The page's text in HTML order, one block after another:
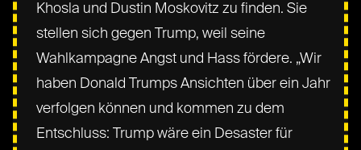
Khosla und Dustin Moskovitz zu finden. Sie
stellen sich gegen Trump, weil seine
Wahlkampagne Angst und Hass fördere. „Wir
haben Donald Trumps Ansichten über ein Jahr
verfolgen können und kommen zu dem
Entschluss: Trump wäre ein Desaster für